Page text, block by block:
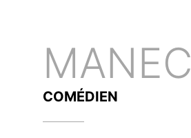
MANEC
COMÉDIEN